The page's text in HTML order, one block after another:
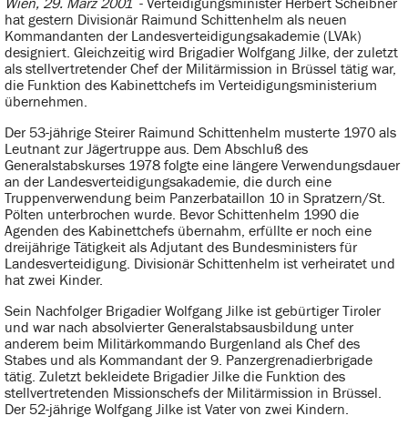
Wien, 29. März 2001 - Verteidigungsminister Herbert Scheibner
hat gestern Divisionär Raimund Schittenhelm als neuen
Kommandanten der Landesverteidigungsakademie (LVAk)
designiert. Gleichzeitig wird Brigadier Wolfgang Jilke, der zuletzt
als stellvertretender Chef der Militärmission in Brüssel tätig war,
die Funktion des Kabinettchefs im Verteidigungsministerium
übernehmen.
Der 53-jährige Steirer Raimund Schittenhelm musterte 1970 als
Leutnant zur Jägertruppe aus. Dem Abschluß des
Generalstabskurses 1978 folgte eine längere Verwendungsdauer
an der Landesverteidigungsakademie, die durch eine
Truppenverwendung beim Panzerbataillon 10 in Spratzern/St.
Pölten unterbrochen wurde. Bevor Schittenhelm 1990 die
Agenden des Kabinettchefs übernahm, erfüllte er noch eine
dreijährige Tätigkeit als Adjutant des Bundesministers für
Landesverteidigung. Divisionär Schittenhelm ist verheiratet und
hat zwei Kinder.
Sein Nachfolger Brigadier Wolfgang Jilke ist gebürtiger Tiroler
und war nach absolvierter Generalstabsausbildung unter
anderem beim Militärkommando Burgenland als Chef des
Stabes und als Kommandant der 9. Panzergrenadierbrigade
tätig. Zuletzt bekleidete Brigadier Jilke die Funktion des
stellvertretenden Missionschefs der Militärmission in Brüssel.
Der 52-jährige Wolfgang Jilke ist Vater von zwei Kindern.